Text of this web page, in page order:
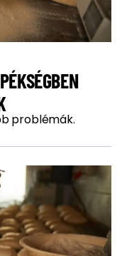
problémák.